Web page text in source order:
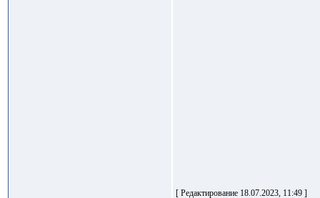
[ Редактирование 18.07.2023, 11:49 ]